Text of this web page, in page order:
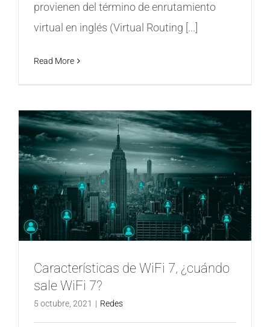
provienen del término de enrutamiento
virtual en inglés (Virtual Routing [...]
Read More
Características de WiFi 7, ¿cuándo
sale WiFi 7?
5 octubre, 2021 | Redes